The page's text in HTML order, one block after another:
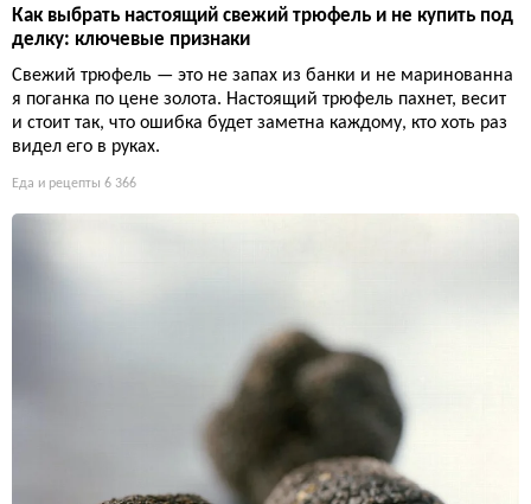
Как выбрать настоящий свежий трюфель и не купить под
делку: ключевые признаки
Свежий трюфель — это не запах из банки и не маринованна
я поганка по цене золота. Настоящий трюфель пахнет, весит
и стоит так, что ошибка будет заметна каждому, кто хоть раз
видел его в руках.
Еда и рецепты 6 366